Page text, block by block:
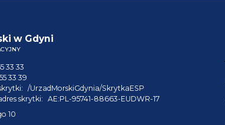
w Gdyni
33 33
33 39
/UrzadMorskiGdynia/SkrytkaESP
skrytki: AE:PL-95741-88663-EUDWR-17
10